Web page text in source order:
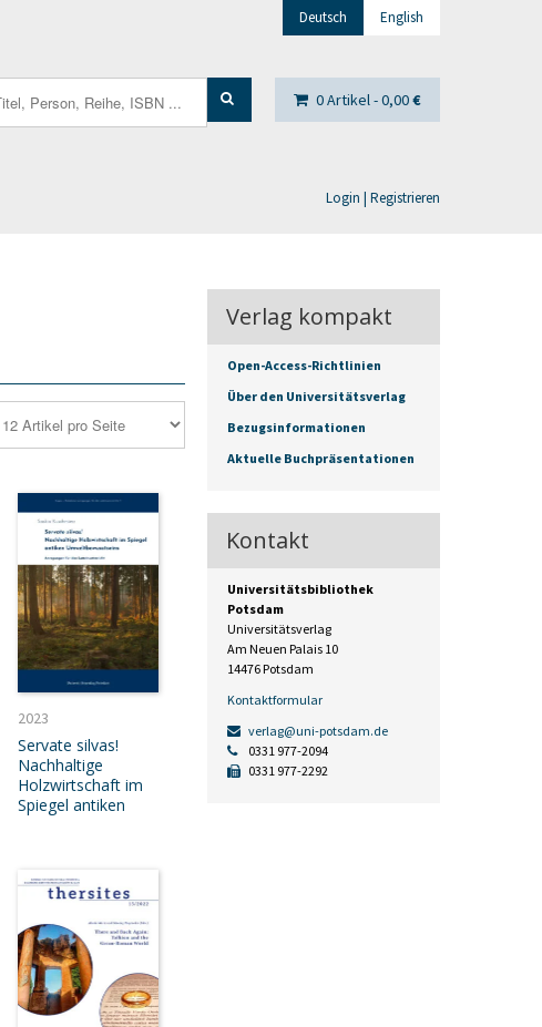
Deutsch English
0 Artikel -0,00€
Login | Registrieren
2023
Servate silvas!
Nachhaltige
Holzwirtschaft im
Spiegel antiken
Verlag kompakt
Open-Access-Richtlinien
Über den Universitätsverlag
Bezugsinformationen
Aktuelle Buchpräsentationen
Kontakt
Universitätsbibliothek
Potsdam
Universitätsverlag
Am Neuen Palais 10
14476 Potsdam
Kontaktformular
verlag@uni-potsdam.de
0331 977-2094
0331 977-2292